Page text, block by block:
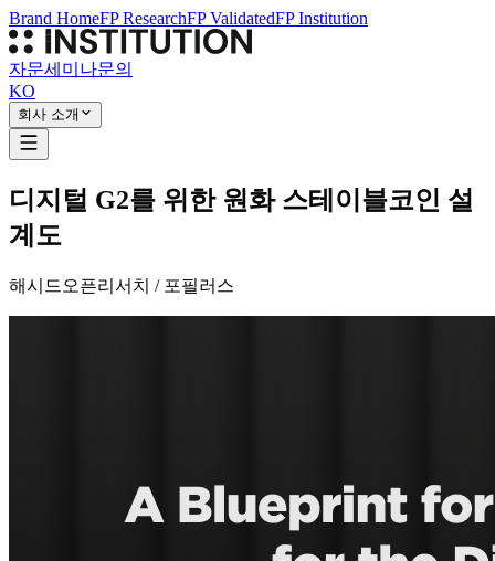
Brand HomeFP ResearchFP ValidatedFP Institution
자문세미나문의
KO
회사 소개
디지털 G2를 위한 원화 스테이블코인 설
계도
해시드오픈리서치 / 포필러스